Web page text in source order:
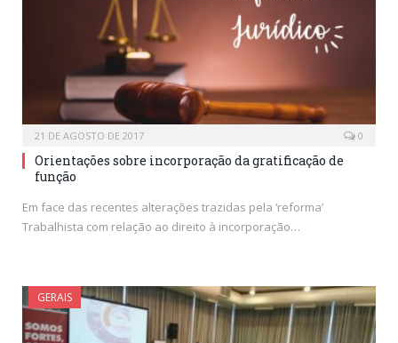
21 DE AGOSTO DE 2017 0
Orientações sobre incorporação da gratificação de
função
Em face das recentes alterações trazidas pela ‘reforma’
Trabalhista com relação ao direito à incorporação…
GERAIS